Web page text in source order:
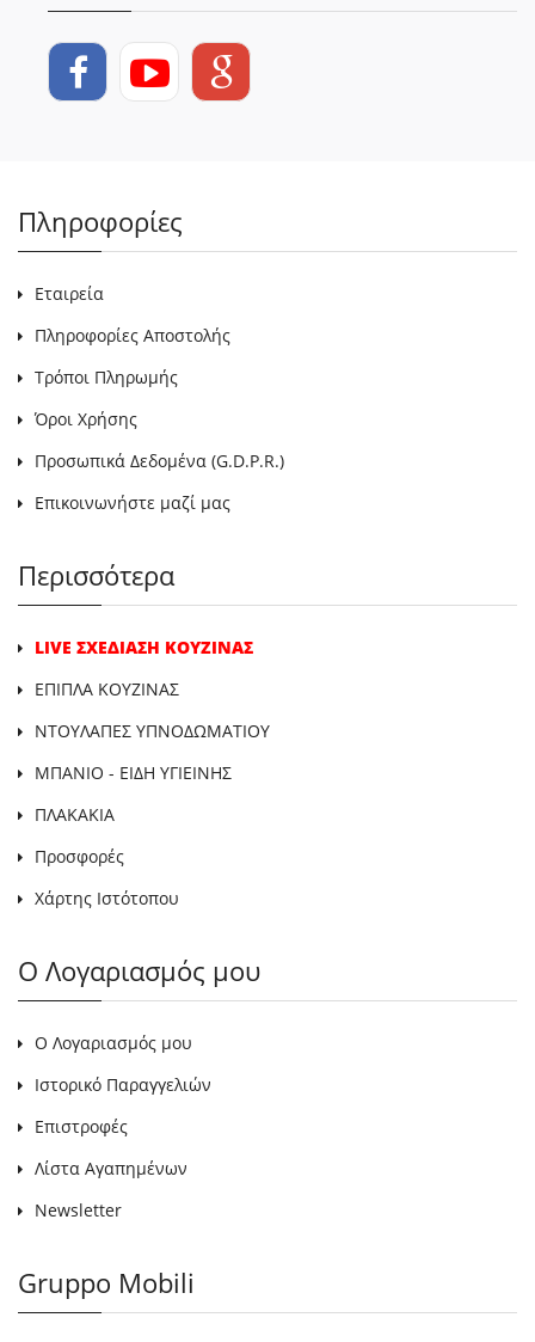
Πληροφορίες
Εταιρεία
Πληροφορίες Αποστολής
Τρόποι Πληρωμής
Όροι Χρήσης
Προσωπικά Δεδομένα (G.D.P.R.)
Επικοινωνήστε μαζί μας
Περισσότερα
LIVE ΣΧΕΔΙΑΣΗ ΚΟΥΖΙΝΑΣ
ΕΠΙΠΛΑ ΚΟΥΖΙΝΑΣ
ΝΤΟΥΛΑΠΕΣ ΥΠΝΟΔΩΜΑΤΙΟΥ
ΜΠΑΝΙΟ - ΕΙΔΗ ΥΓΙΕΙΝΗΣ
ΠΛΑΚΑΚΙΑ
Προσφορές
Χάρτης Ιστότοπου
Ο Λογαριασμός μου
Ο Λογαριασμός μου
Ιστορικό Παραγγελιών
Επιστροφές
Λίστα Αγαπημένων
Newsletter
Gruppo Mobili